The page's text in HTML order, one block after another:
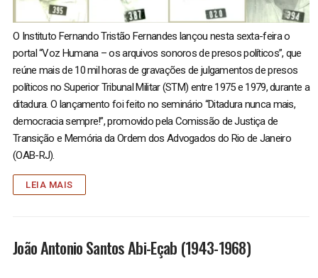
O Instituto Fernando Tristão Fernandes lançou nesta sexta-feira o
portal “Voz Humana – os arquivos sonoros de presos políticos”, que
reúne mais de 10 mil horas de gravações de julgamentos de presos
políticos no Superior Tribunal Militar (STM) entre 1975 e 1979, durante a
ditadura. O lançamento foi feito no seminário “Ditadura nunca mais,
democracia sempre!”, promovido pela Comissão de Justiça de
Transição e Memória da Ordem dos Advogados do Rio de Janeiro
(OAB-RJ).
LEIA MAIS
João Antonio Santos Abi-Eçab (1943-1968)